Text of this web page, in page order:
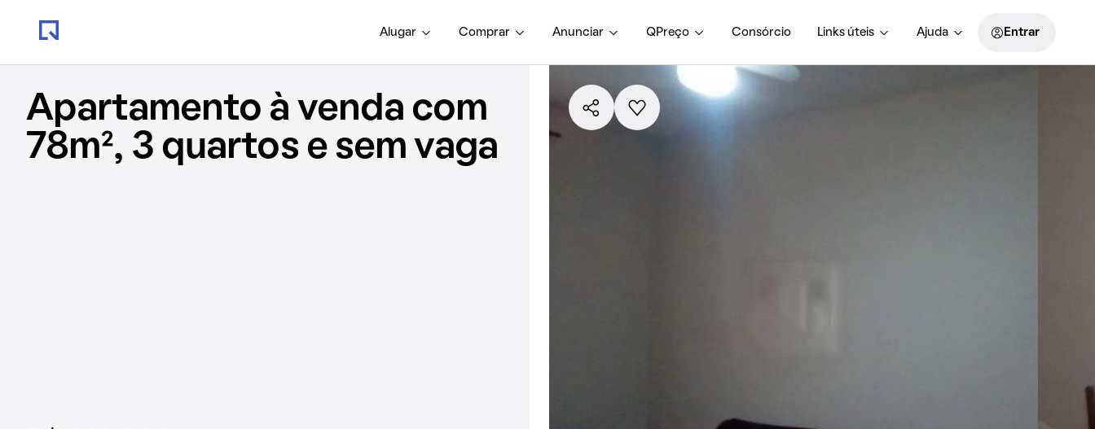
Alugar Comprar Anunciar QPreço Consórcio Links úteis Ajuda Entrar
Apartamento à venda com
78m², 3 quartos e sem vaga